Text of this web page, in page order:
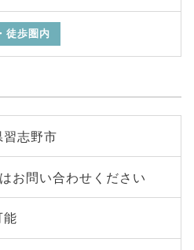
徒歩圏内
習志野市
お問い合わせください
能